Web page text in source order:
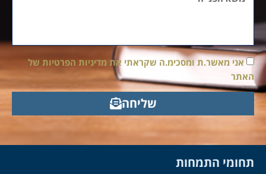
אני מאשר.ת ומסכימ.ה שקראתי את מדיניות הפרטיות של
האתר
שליחה
תחומי התמחות